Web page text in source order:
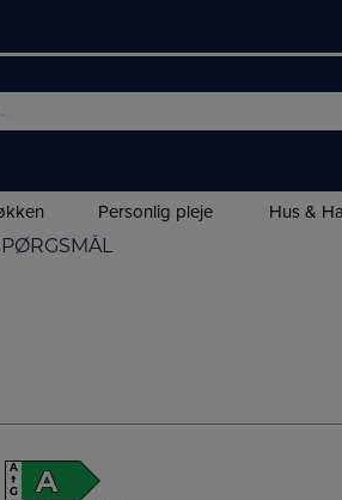
Personlig pleje Hus &
A
↑
G
A